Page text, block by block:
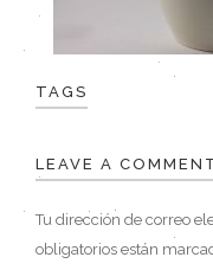
TAGS
LEAVE A
Tu dirección de correo
obligatorios están